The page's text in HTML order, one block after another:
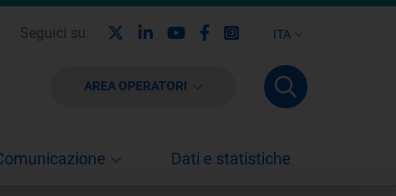
ITA
Seguici su: LinkedinYoutubeFacebook
Instagram
AREA OPERATORI
Dati e statistiche